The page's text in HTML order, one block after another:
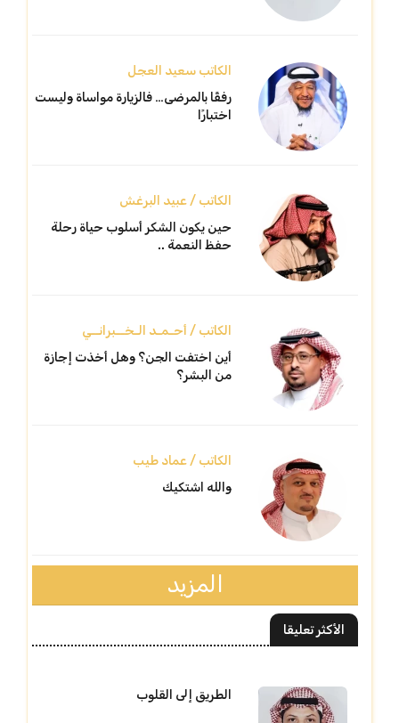
الكاتب سعيد العجل
رفقًا بالمرضى… فالزيارة مواساة وليست
اختبارًا
الكاتب / عبيد البرغش
حين يكون الشكر أسلوب حياة رحلة
حفظ النعمة ..
الكاتب / أحـمـد الـخــبرانــي
أين اختفت الجن؟ وهل أخذت إجازة
من البشر؟
الكاتب / عماد طيب
والله اشتكيك
المزيد
الأكثر تعليقا
الطريق إلى القلوب